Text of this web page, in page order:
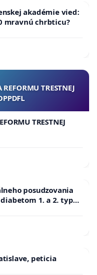
akadémie vied:
mravnú chrbticu?
TRESTNEJ
TRESTNEJ
posudzovania
1. a 2. typu
SR
peticia